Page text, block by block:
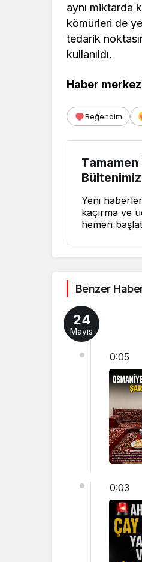
aynı miktarda
kömürleri de
tedarik
kullanıldı.
Haber
Beğendim
Yeni
kaçırma ve
hemen
Benzer
24
Mayıs
0:05
0:03